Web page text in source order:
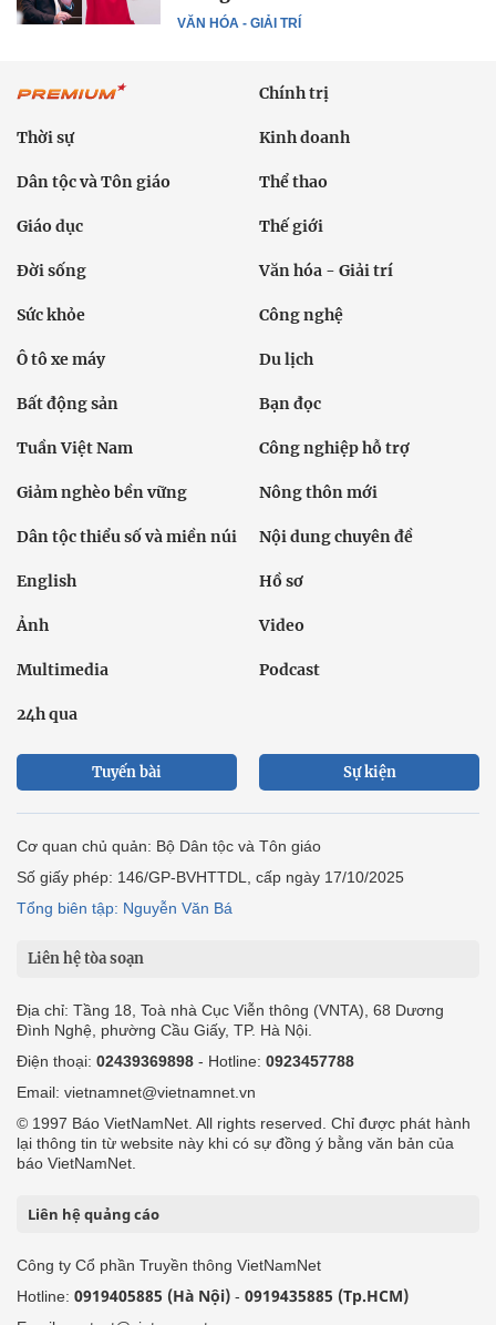
VĂN HÓA - GIẢI TRÍ
Chính trị
Thời sự Kinh doanh
Dân tộc và Tôn giáo Thể thao
Giáo dục Thế giới
Đời sống Văn hóa - Giải trí
Sức khỏe Công nghệ
Ô tô xe máy Du lịch
Bất động sản Bạn đọc
Tuần Việt Nam Công nghiệp hỗ trợ
Giảm nghèo bền vững Nông thôn mới
Dân tộc thiểu số và miền núi Nội dung chuyên đề
English Hồ sơ
Ảnh Video
Multimedia Podcast
24h qua
Tuyến bài Sự kiện
Cơ quan chủ quản: Bộ Dân tộc và Tôn giáo
Số giấy phép: 146/GP-BVHTTDL, cấp ngày 17/10/2025
Tổng biên tập: Nguyễn Văn Bá
Liên hệ tòa soạn
Địa chỉ: Tầng 18, Toà nhà Cục Viễn thông (VNTA), 68 Dương
Đình Nghệ, phường Cầu Giấy, TP. Hà Nội.
Điện thoại: 02439369898 - Hotline: 0923457788
Email: vietnamnet@vietnamnet.vn
© 1997 Báo VietNamNet. All rights reserved. Chỉ được phát hành
lại thông tin từ website này khi có sự đồng ý bằng văn bản của
báo VietNamNet.
Liên hệ quảng cáo
Công ty Cổ phần Truyền thông VietNamNet
Hotline: 0919405885 (Hà Nội) - 0919435885 (Tp.HCM)